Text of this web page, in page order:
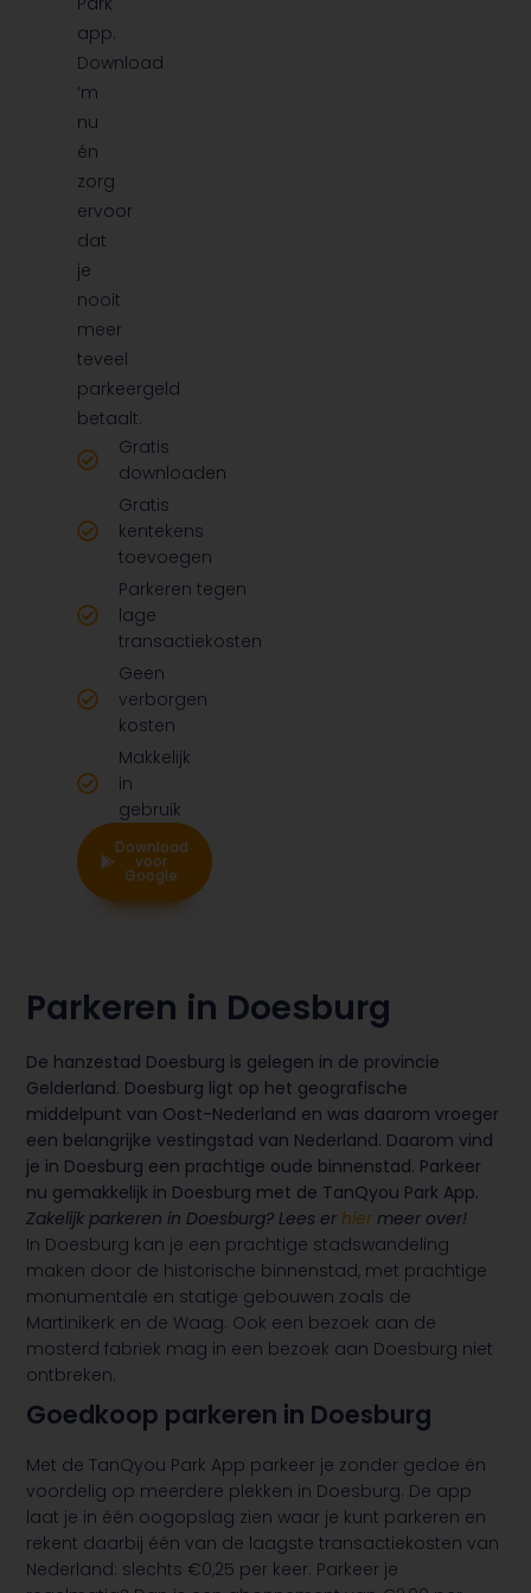
app.
Download
‘m
nu
én
zorg
ervoor
dat
je
nooit
meer
teveel
parkeergeld
betaalt.
Gratis
downloaden
Gratis
kentekens
toevoegen
Parkeren tegen
lage
transactiekosten
Geen
verborgen
kosten
Makkelijk
in
gebruik
Download
voor
Apple
Download
voor
Google
Parkeren in Doesburg
De hanzestad Doesburg is gelegen in de provincie
Gelderland. Doesburg ligt op het geografische
middelpunt van Oost-Nederland en was daarom vroeger
een belangrijke vestingstad van Nederland. Daarom vind
je in Doesburg een prachtige oude binnenstad. Parkeer
nu gemakkelijk in Doesburg met de TanQyou Park App.
Zakelijk parkeren in Doesburg? Lees erhier meer over!
In Doesburg kan je een prachtige stadswandeling
maken door de historische binnenstad, met prachtige
monumentale en statige gebouwen zoals de
Martinikerk en de Waag. Ook een bezoek aan de
mosterd fabriek mag in een bezoek aan Doesburg niet
ontbreken.
Goedkoop parkeren in Doesburg
Met de TanQyou Park App parkeer je zonder gedoe én
voordelig op meerdere plekken in Doesburg. De app
laat je in één oogopslag zien waar je kunt parkeren en
rekent daarbij één van de laagste transactiekosten van
Nederland: slechts €0,25 per keer. Parkeer je